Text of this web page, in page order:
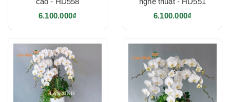
6.100.000₫
6.100.000₫